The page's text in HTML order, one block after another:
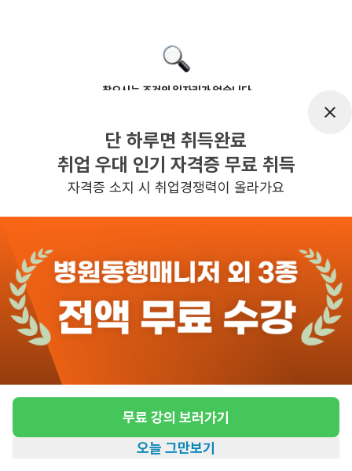
찾으시는 조건의 일자리가 없습니다
반경 3KM 이내의 일자리 확인하기
단 하루면 취득완료
취업 우대 인기 자격증 무료 취득
자격증 소지 시 취업경쟁력이 올라가요
무료 강의 보러가기
오늘 그만보기